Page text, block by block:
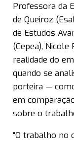
Professora da
de Queiroz
de Estudos
(Cepea), Nicole
realidade do
quando se
porteira —
em
sobre o
“O trabalho no